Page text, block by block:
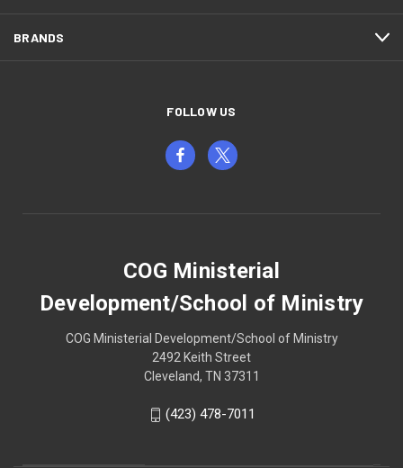
BRANDS
FOLLOW US
COG Ministerial
Development/School of Ministry
COG Ministerial Development/School of Ministry
2492 Keith Street
Cleveland, TN 37311
(423) 478-7011